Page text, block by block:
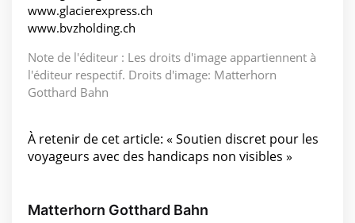
www.glacierexpress.ch
www.bvzholding.ch
Note de l'éditeur : Les droits d'image appartiennent à
l'éditeur respectif. Droits d'image: Matterhorn
Gotthard Bahn
À retenir de cet article: « Soutien discret pour les
voyageurs avec des handicaps non visibles »
Matterhorn Gotthard Bahn